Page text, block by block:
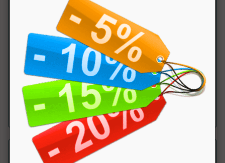
CAVIGLIERE IMBOTTITE AB720
Leone
Cavigliera dotata di una tripla imbottitura in GEL con EVA
che assicura la giusta protezio...
a partire da € 13.41
sconto 10%